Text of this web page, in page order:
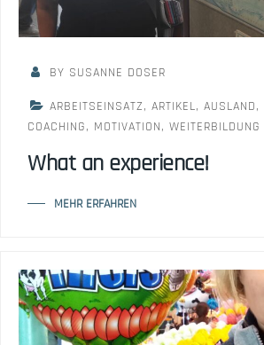
BY SUSANNE DOSER
ARBEITSEINSATZ, ARTIKEL, AUSLAND,
COACHING, MOTIVATION, WEITERBILDUNG
What an experience!
MEHR ERFAHREN